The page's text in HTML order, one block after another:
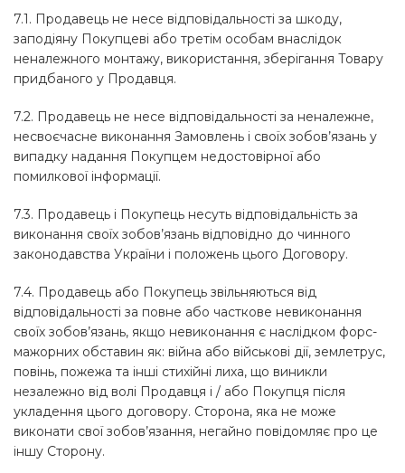
7.1. Продавець не несе відповідальності за шкоду,
заподіяну Покупцеві або третім особам внаслідок
неналежного монтажу, використання, зберігання Товару
придбаного у Продавця.
7.2. Продавець не несе відповідальності за неналежне,
несвоєчасне виконання Замовлень і своїх зобов’язань у
випадку надання Покупцем недостовірної або
помилкової інформації.
7.3. Продавець і Покупець несуть відповідальність за
виконання своїх зобов’язань відповідно до чинного
законодавства України і положень цього Договору.
7.4. Продавець або Покупець звільняються від
відповідальності за повне або часткове невиконання
своїх зобов’язань, якщо невиконання є наслідком форс-
мажорних обставин як: війна або військові дії, землетрус,
повінь, пожежа та інші стихійні лиха, що виникли
незалежно від волі Продавця і / або Покупця після
укладення цього договору. Сторона, яка не може
виконати свої зобов’язання, негайно повідомляє про це
іншу Сторону.